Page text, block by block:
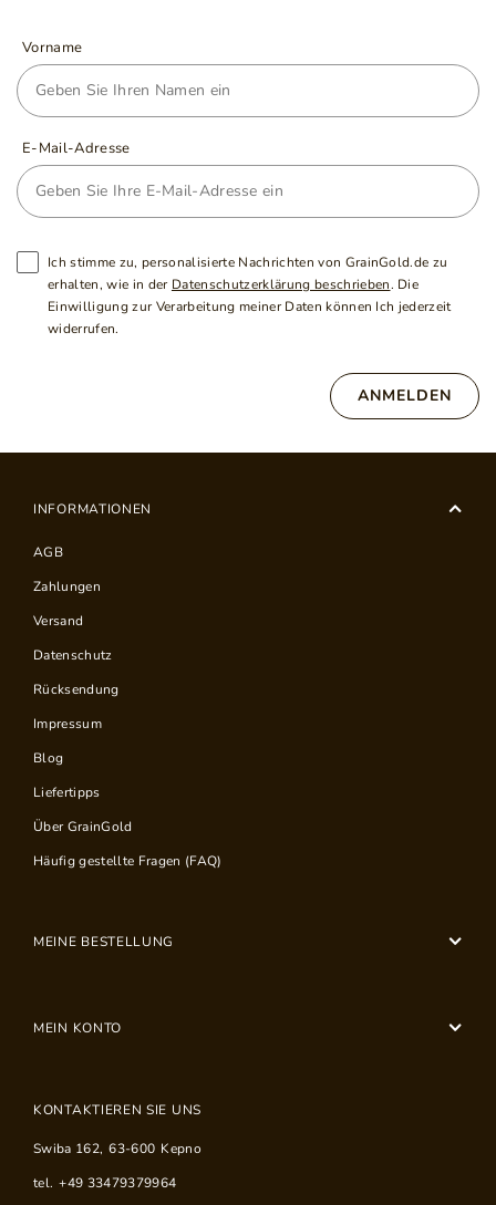
Vorname
E-Mail-Adresse
Ich stimme zu, personalisierte Nachrichten von GrainGold.de zu
erhalten, wie in der Datenschutzerklärung beschrieben. Die
Einwilligung zur Verarbeitung meiner Daten können Ich jederzeit
widerrufen.
ANMELDEN
INFORMATIONEN
AGB
Zahlungen
Versand
Datenschutz
Rücksendung
Impressum
Blog
Liefertipps
Über GrainGold
Häufig gestellte Fragen (FAQ)
MEINE BESTELLUNG
MEIN KONTO
KONTAKTIEREN SIE UNS
Swiba 162, 63-600 Kepno
tel. +49 33479379964